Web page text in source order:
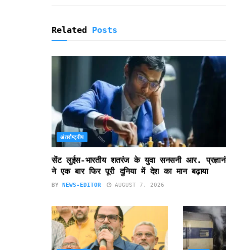
Related Posts
अंतर्राष्ट्रीय
सेंट लुईस-भारतीय शतरंज के युवा सनसनी आर.
ने एक बार फिर पूरी दुनिया में देश का मान बढ़ाया
BY NEWS-EDITOR AUGUST 7, 2026